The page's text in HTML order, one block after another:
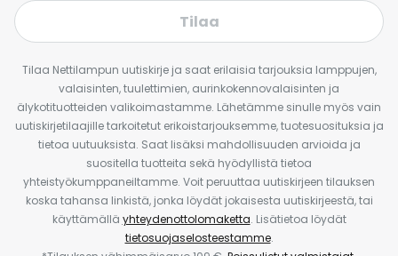
Tilaa
Tilaa Nettilampun uutiskirje ja saat erilaisia tarjouksia lamppujen,
valaisinten, tuulettimien, aurinkokennovalaisinten ja
älykotituotteiden valikoimastamme. Lähetämme sinulle myös vain
uutiskirjetilaajille tarkoitetut erikoistarjouksemme, tuotesuosituksia ja
tietoa uutuuksista. Saat lisäksi mahdollisuuden arvioida ja
suositella tuotteita sekä hyödyllistä tietoa
yhteistyökumppaneiltamme. Voit peruuttaa uutiskirjeen tilauksen
koska tahansa linkistä, jonka löydät jokaisesta uutiskirjeestä, tai
käyttämällä yhteydenottolomaketta. Lisätietoa löydät
tietosuojaselosteestamme.